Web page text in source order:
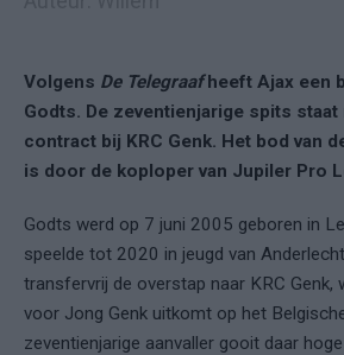
Volgens De Telegraafheeft Ajax een
Godts. De zeventienjarige spits
contract bij KRC Genk. Het bod van
is door de koploper van Jupiler Pro
Godts werd op 7 juni 2005 geboren in
speelde tot 2020 in jeugd van
transfervrij de overstap naar KRC Genk,
voor Jong Genk uitkomt op het
zeventienjarige aanvaller gooit daar